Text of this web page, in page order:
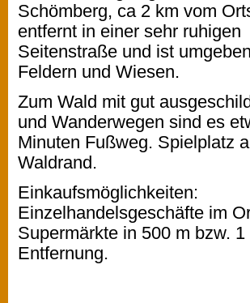
Schömberg, ca 2 km vom
entfernt in einer sehr ruhigen
Seitenstraße und ist
Feldern und Wiesen.
Zum Wald mit gut
und Wanderwegen sind es
Minuten Fußweg. Spielplatz
Waldrand.
Einkaufsmöglichkeiten:
Einzelhandelsgeschäfte im
Supermärkte in 500 m bzw. 1
Entfernung.